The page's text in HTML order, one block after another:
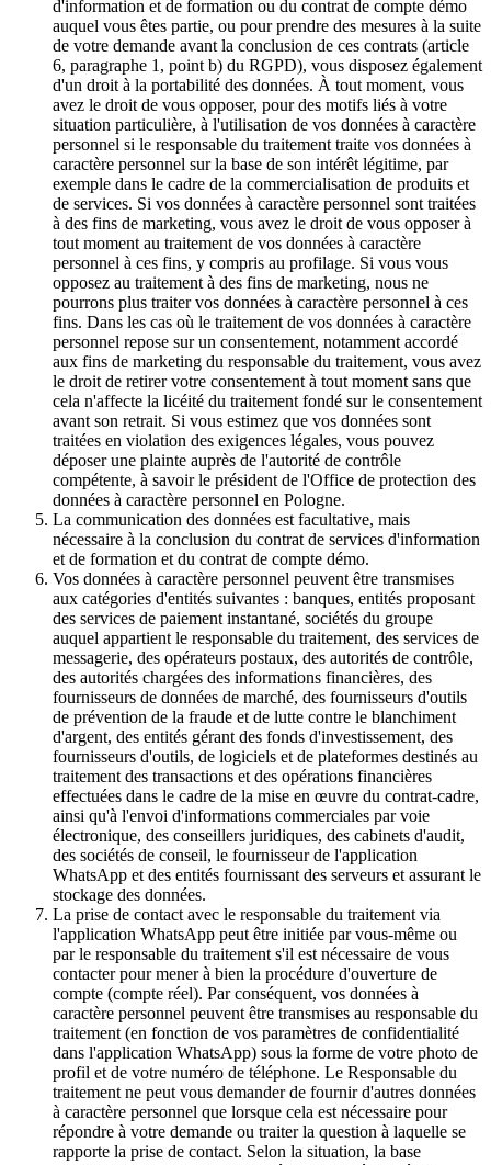
d'information et de formation ou du contrat de compte démo
auquel vous êtes partie, ou pour prendre des mesures à la suite
de votre demande avant la conclusion de ces contrats (article
6, paragraphe 1, point b) du RGPD), vous disposez également
d'un droit à la portabilité des données. À tout moment, vous
avez le droit de vous opposer, pour des motifs liés à votre
situation particulière, à l'utilisation de vos données à caractère
personnel si le responsable du traitement traite vos données à
caractère personnel sur la base de son intérêt légitime, par
exemple dans le cadre de la commercialisation de produits et
de services. Si vos données à caractère personnel sont traitées
à des fins de marketing, vous avez le droit de vous opposer à
tout moment au traitement de vos données à caractère
personnel à ces fins, y compris au profilage. Si vous vous
opposez au traitement à des fins de marketing, nous ne
pourrons plus traiter vos données à caractère personnel à ces
fins. Dans les cas où le traitement de vos données à caractère
personnel repose sur un consentement, notamment accordé
aux fins de marketing du responsable du traitement, vous avez
le droit de retirer votre consentement à tout moment sans que
cela n'affecte la licéité du traitement fondé sur le consentement
avant son retrait. Si vous estimez que vos données sont
traitées en violation des exigences légales, vous pouvez
déposer une plainte auprès de l'autorité de contrôle
compétente, à savoir le président de l'Office de protection des
données à caractère personnel en Pologne.
La communication des données est facultative, mais
nécessaire à la conclusion du contrat de services d'information
et de formation et du contrat de compte démo.
Vos données à caractère personnel peuvent être transmises
aux catégories d'entités suivantes : banques, entités proposant
des services de paiement instantané, sociétés du groupe
auquel appartient le responsable du traitement, des services de
messagerie, des opérateurs postaux, des autorités de contrôle,
des autorités chargées des informations financières, des
fournisseurs de données de marché, des fournisseurs d'outils
de prévention de la fraude et de lutte contre le blanchiment
d'argent, des entités gérant des fonds d'investissement, des
fournisseurs d'outils, de logiciels et de plateformes destinés au
traitement des transactions et des opérations financières
effectuées dans le cadre de la mise en œuvre du contrat-cadre,
ainsi qu'à l'envoi d'informations commerciales par voie
électronique, des conseillers juridiques, des cabinets d'audit,
des sociétés de conseil, le fournisseur de l'application
WhatsApp et des entités fournissant des serveurs et assurant le
stockage des données.
La prise de contact avec le responsable du traitement via
l'application WhatsApp peut être initiée par vous-même ou
par le responsable du traitement s'il est nécessaire de vous
contacter pour mener à bien la procédure d'ouverture de
compte (compte réel). Par conséquent, vos données à
caractère personnel peuvent être transmises au responsable du
traitement (en fonction de vos paramètres de confidentialité
dans l'application WhatsApp) sous la forme de votre photo de
profil et de votre numéro de téléphone. Le Responsable du
traitement ne peut vous demander de fournir d'autres données
à caractère personnel que lorsque cela est nécessaire pour
répondre à votre demande ou traiter la question à laquelle se
rapporte la prise de contact. Selon la situation, la base